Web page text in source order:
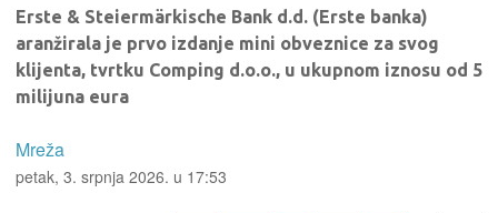
Erste & Steiermärkische Bank d.d. (Erste banka)
aranžirala je prvo izdanje mini obveznice za svog
klijenta, tvrtku Comping d.o.o., u ukupnom iznosu od 5
milijuna eura
Mreža
petak, 3. srpnja 2026. u 17:53